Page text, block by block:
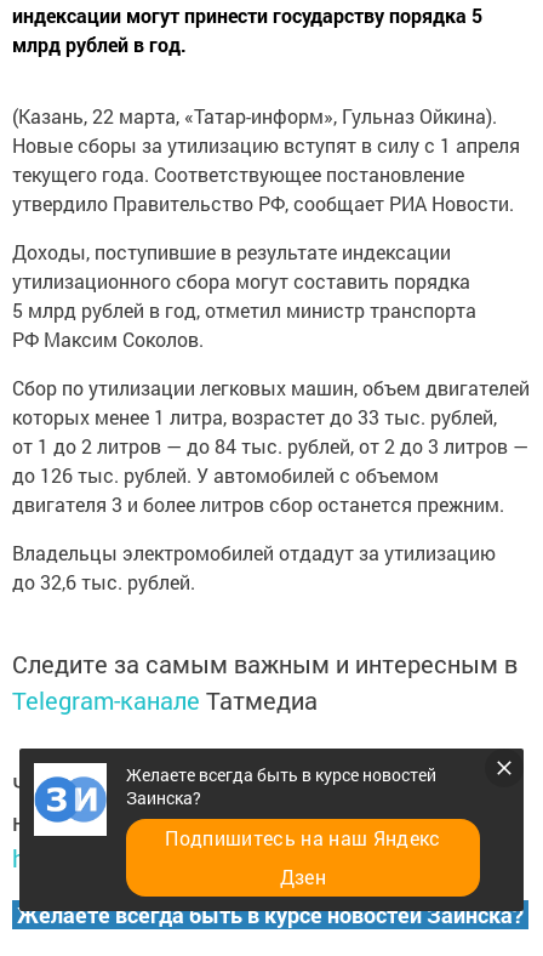
индексации могут принести государству порядка 5
млрд рублей в год.
(Казань, 22 марта, «Татар-информ», Гульназ Ойкина).
Новые сборы за утилизацию вступят в силу с 1 апреля
текущего года. Соответствующее постановление
утвердило Правительство РФ, сообщает РИА Новости.
Доходы, поступившие в результате индексации
утилизационного сбора могут составить порядка
5 млрд рублей в год, отметил министр транспорта
РФ Максим Соколов.
Сбор по утилизации легковых машин, объем двигателей
которых менее 1 литра, возрастет до 33 тыс. рублей,
от 1 до 2 литров — до 84 тыс. рублей, от 2 до 3 литров —
до 126 тыс. рублей. У автомобилей с объемом
двигателя 3 и более литров сбор останется прежним.
Владельцы электромобилей отдадут за утилизацию
до 32,6 тыс. рублей.
Следите за самым важным и интересным в
Telegram-канале Татмедиа
Читайте новости Татарстана в
национальном мессенджере MАХ:
https://max.ru/tatmedia
Желаете всегда быть в курсе новостей Заинска?
Желаете всегда быть в курсе новостей
Заинска?
Подпишитесь на наш Яндекс
Дзен